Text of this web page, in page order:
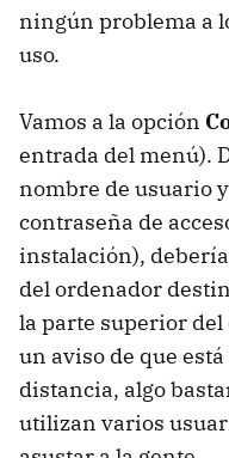
ningún problema a
uso.
Vamos a la opción
entrada del menú).
nombre de usuario
contraseña de
instalación),
del ordenador
la parte superior
un aviso de que
distancia, algo
utilizan varios